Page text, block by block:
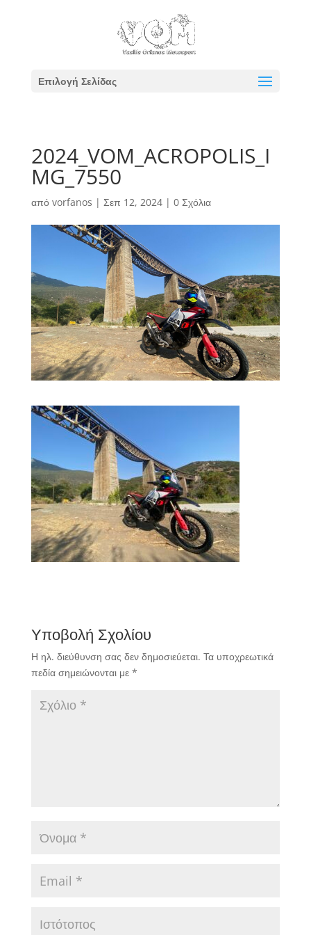
Επιλογή Σελίδας
2024_VOM_ACROPOLIS_I
MG_7550
από vorfanos | Σεπ 12, 2024| 0 Σχόλια
Υποβολή Σχολίου
Η ηλ. διεύθυνση σας δεν δημοσιεύεται. Τα υποχρεωτικά
πεδία σημειώνονται με *